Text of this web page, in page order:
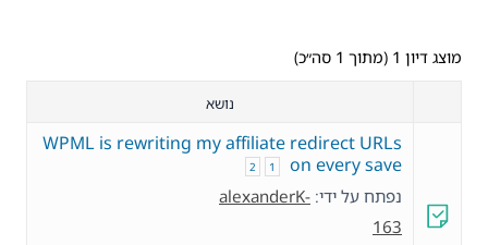
מוצג דיון 1 (מתוך 1 סה״כ)
נושא
WPML is rewriting my affiliate redirect URLs
on every save
1
2
נפתח על ידי: alexanderK-
163